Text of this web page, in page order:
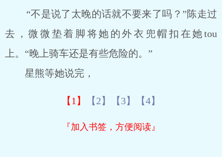
“不是说了太晚的话就不要来了吗？”陈走过
去，微微垫着脚将她的外衣兜帽扣在她tou
上。“晚上骑车还是有些危险的。”
星熊等她说完，
【1】 【2】 【3】 【4】
『加入书签，方便阅读』